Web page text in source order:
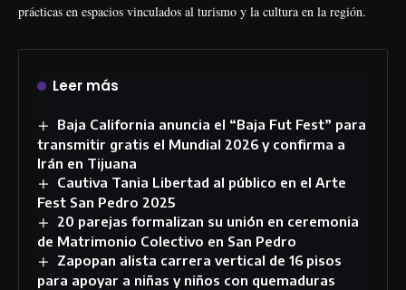
prácticas en espacios vinculados al turismo y la cultura en la región.
Leer más
Baja California anuncia el “Baja Fut Fest” para
transmitir gratis el Mundial 2026 y confirma a
Irán en Tijuana
Cautiva Tania Libertad al público en el Arte
Fest San Pedro 2025
20 parejas formalizan su unión en ceremonia
de Matrimonio Colectivo en San Pedro
Zapopan alista carrera vertical de 16 pisos
para apoyar a niñas y niños con quemaduras